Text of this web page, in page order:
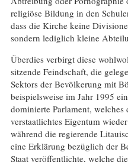
religiöse Bildung in den
dass die Kirche keine
sondern lediglich kleine
Überdies verbirgt diese
sitzende Feindschaft, die
Sektors der Bevölkerung mit
beispielsweise im Jahr 1995
dominierte Parlament,
verstaatlichtes Eigentum
während die regierende
eine Erklärung bezüglich der
Staat veröffentlichte, welche